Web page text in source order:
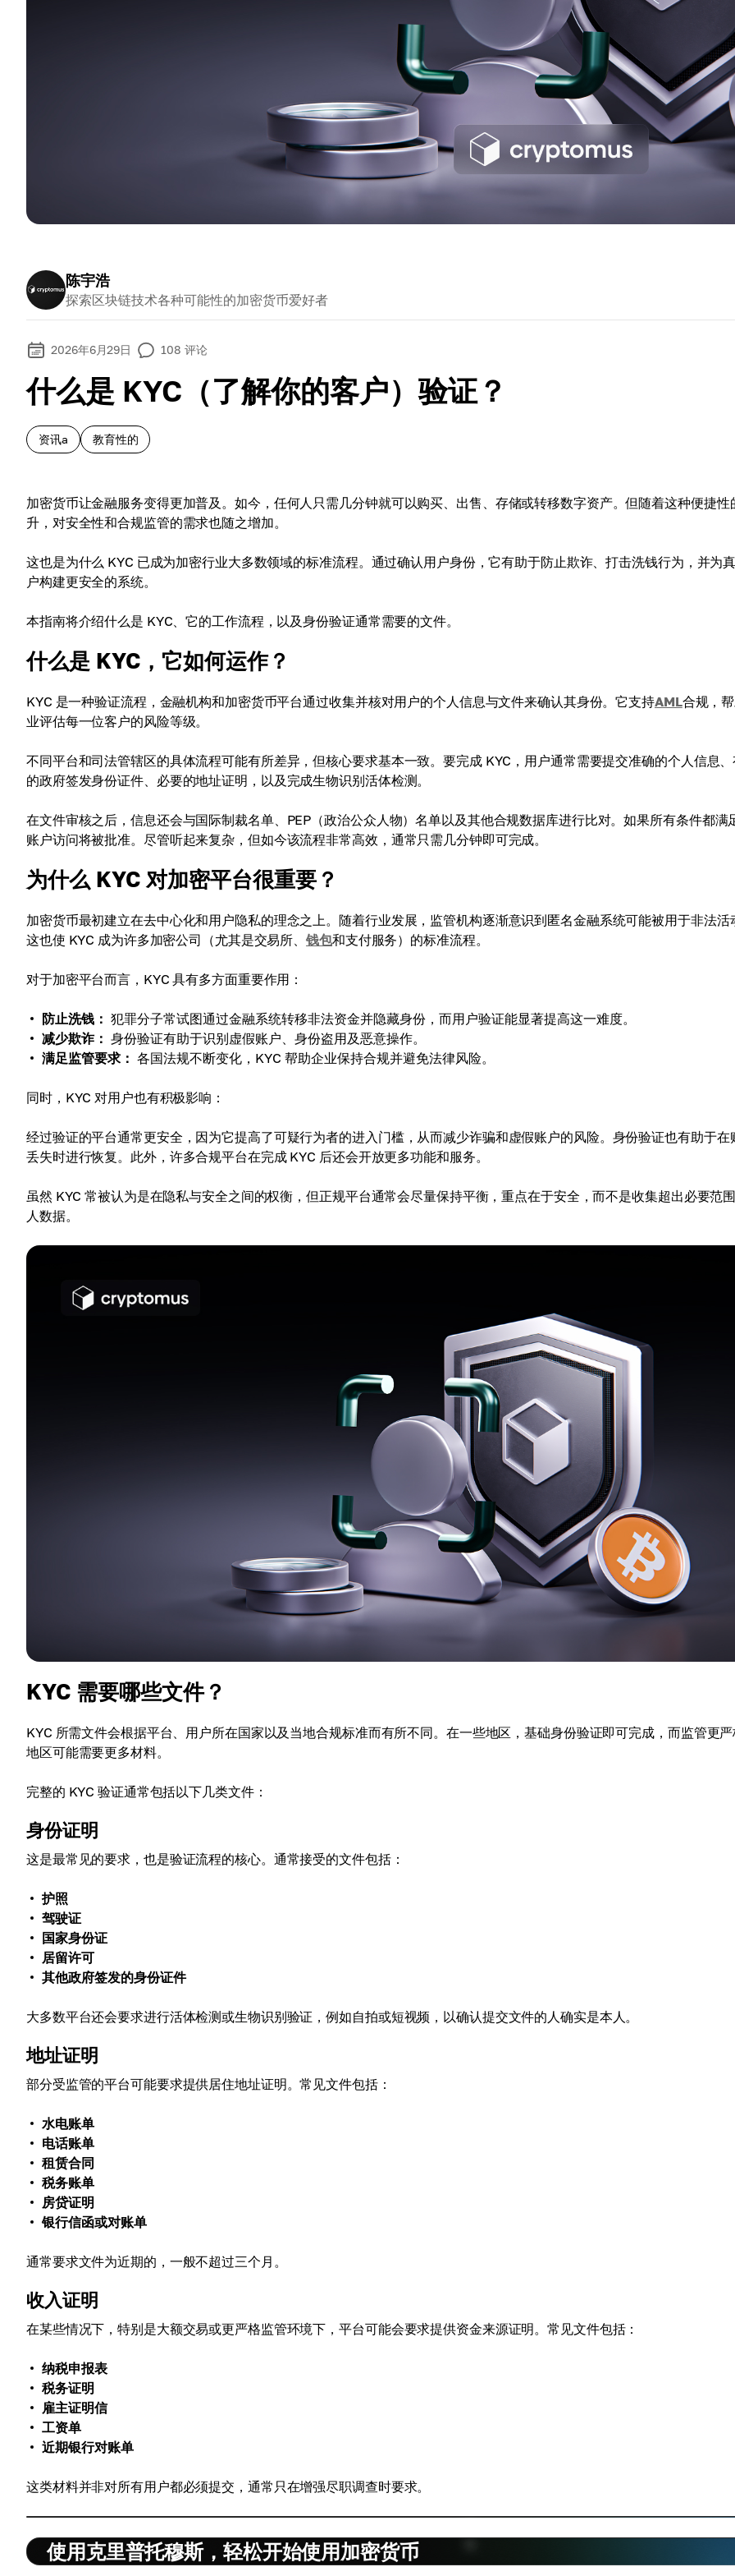
陈宇浩
探索区块链技术各种可能性的加密货币爱好者
2026年6月29日 108 评论
什么是 KYC（了解你的客户）验证？
资讯a 教育性的
加密货币让金融服务变得更加普及。如今，任何人只需几分钟就可以购买、出售、存储或转移数字资产。但随着这种便捷性
升，对安全性和合规监管的需求也随之增加。
这也是为什么 KYC 已成为加密行业大多数领域的标准流程。通过确认用户身份，它有助于防止欺诈、打击洗钱行为，并为
户构建更安全的系统。
本指南将介绍什么是 KYC、它的工作流程，以及身份验证通常需要的文件。
什么是 KYC，它如何运作？
KYC 是一种验证流程，金融机构和加密货币平台通过收集并核对用户的个人信息与文件来确认其身份。它支持AML合规，
业评估每一位客户的风险等级。
不同平台和司法管辖区的具体流程可能有所差异，但核心要求基本一致。要完成 KYC，用户通常需要提交准确的个人信息
的政府签发身份证件、必要的地址证明，以及完成生物识别活体检测。
在文件审核之后，信息还会与国际制裁名单、PEP（政治公众人物）名单以及其他合规数据库进行比对。如果所有条件都满
账户访问将被批准。尽管听起来复杂，但如今该流程非常高效，通常只需几分钟即可完成。
为什么 KYC 对加密平台很重要？
加密货币最初建立在去中心化和用户隐私的理念之上。随着行业发展，监管机构逐渐意识到匿名金融系统可能被用于非法活
这也使 KYC 成为许多加密公司（尤其是交易所、钱包和支付服务）的标准流程。
对于加密平台而言，KYC 具有多方面重要作用：
防止洗钱： 犯罪分子常试图通过金融系统转移非法资金并隐藏身份，而用户验证能显著提高这一难度。
减少欺诈： 身份验证有助于识别虚假账户、身份盗用及恶意操作。
满足监管要求： 各国法规不断变化，KYC 帮助企业保持合规并避免法律风险。
同时，KYC 对用户也有积极影响：
经过验证的平台通常更安全，因为它提高了可疑行为者的进入门槛，从而减少诈骗和虚假账户的风险。身份验证也有助于在
丢失时进行恢复。此外，许多合规平台在完成 KYC 后还会开放更多功能和服务。
虽然 KYC 常被认为是在隐私与安全之间的权衡，但正规平台通常会尽量保持平衡，重点在于安全，而不是收集超出必要范
人数据。
KYC 需要哪些文件？
KYC 所需文件会根据平台、用户所在国家以及当地合规标准而有所不同。在一些地区，基础身份验证即可完成，而监管更
地区可能需要更多材料。
完整的 KYC 验证通常包括以下几类文件：
身份证明
这是最常见的要求，也是验证流程的核心。通常接受的文件包括：
护照
驾驶证
国家身份证
居留许可
其他政府签发的身份证件
大多数平台还会要求进行活体检测或生物识别验证，例如自拍或短视频，以确认提交文件的人确实是本人。
地址证明
部分受监管的平台可能要求提供居住地址证明。常见文件包括：
水电账单
电话账单
租赁合同
税务账单
房贷证明
银行信函或对账单
通常要求文件为近期的，一般不超过三个月。
收入证明
在某些情况下，特别是大额交易或更严格监管环境下，平台可能会要求提供资金来源证明。常见文件包括：
纳税申报表
税务证明
雇主证明信
工资单
近期银行对账单
这类材料并非对所有用户都必须提交，通常只在增强尽职调查时要求。
使用克里普托穆斯，轻松开始使用加密货币